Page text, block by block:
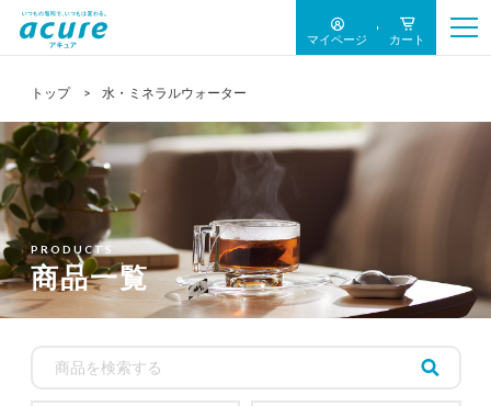
【アキュア公式オンラインストア】 商品一覧
マイページ カート
トップ 水・ミネラルウォーター
PRODUCTS
商品一覧